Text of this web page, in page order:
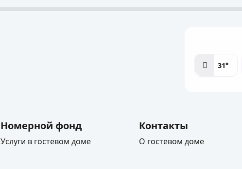
31°
Номерной фонд
Услуги в гостевом доме
Контакты
О гостевом доме